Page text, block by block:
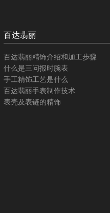
百达翡丽
百达翡丽精饰介绍和加工步骤
什么是三问报时腕表
手工精饰工艺是什么
百达翡丽手表制作技术
表壳及表链的精饰